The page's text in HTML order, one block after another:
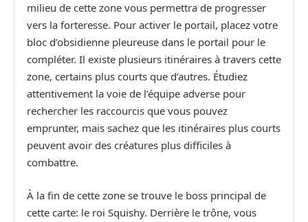
milieu de cette zone vous permettra de progresser
vers la forteresse. Pour activer le portail, placez votre
bloc d’obsidienne pleureuse dans le portail pour le
compléter. Il existe plusieurs itinéraires à travers cette
zone, certains plus courts que d’autres. Étudiez
attentivement la voie de l’équipe adverse pour
rechercher les raccourcis que vous pouvez
emprunter, mais sachez que les itinéraires plus courts
peuvent avoir des créatures plus difficiles à
combattre.
À la fin de cette zone se trouve le boss principal de
cette carte: le roi Squishy. Derrière le trône, vous